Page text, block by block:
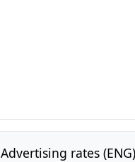
Advertising rates (ENG)